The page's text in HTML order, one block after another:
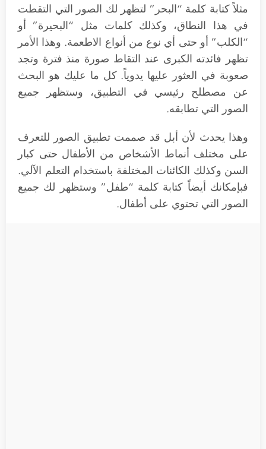
مثلاً كتابة كلمة “البحر” لتظهر لك الصور التي التقطت
في هذا النطاق، وكذلك كلمات مثل “البحيرة” أو
“الكلب” أو حتى أي نوع من أنواع الاطعمة. وهذا الأمر
تظهر فائدته الكبرى عند التقاط صورة منذ فترة وتجد
صعوبة في العثور عليها يدوياً. كل ما عليك هو البحث
عن مصطلح رئيسي في التطبيق، وستظهر جميع
الصور التي تطابقه.
وهذا يحدث لأن أبل قد صممت تطبيق الصور للتعرف
على مختلف أنماط الأشخاص من الأطفال حتى كبار
السن وكذلك الكائنات المختلفة باستخدام التعلم الآلي.
فبإمكانك أيضاً كتابة كلمة “طفل” وستظهر لك جميع
الصور التي تحتوي على أطفال.